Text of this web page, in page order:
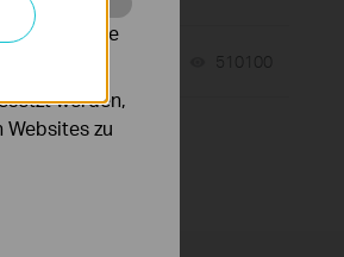
510100
um die
werden,
zu